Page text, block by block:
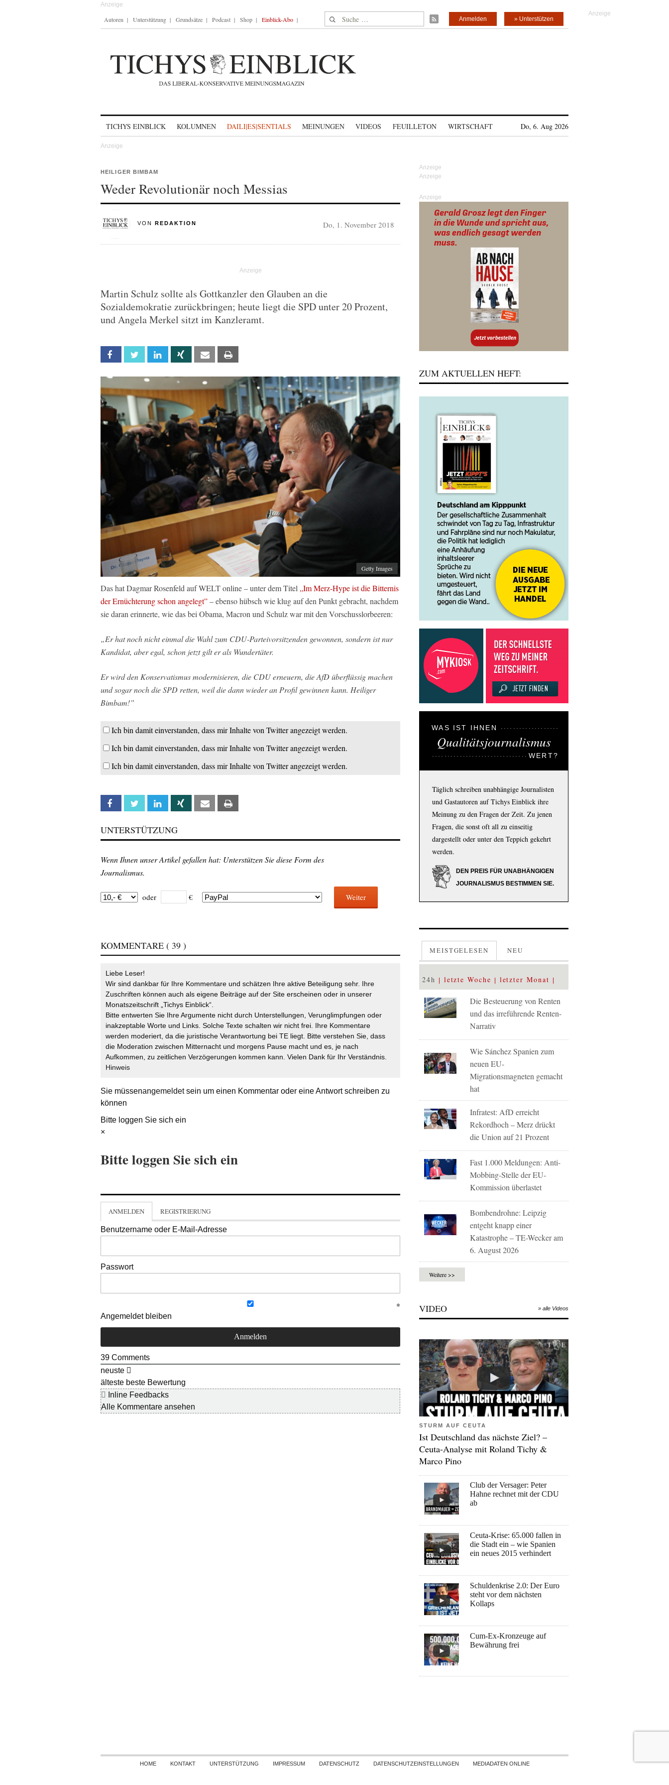
Autoren Unterstützung Grundsätze Podcast Shop Einblick-Abo Suche nach: » Unterstützen
Anmelden
TICHYS EINBLICK KOLUMNEN DAILI|ES|SENTIALS MEINUNGEN VIDEOS FEUILLETON WIRTSCHAFT Do, 6. Aug 2026
HEILIGER BIMBAM
Weder Revolutionär noch Messias
VON REDAKTION Do, 1. November 2018
Martin Schulz sollte als Gottkanzler den Glauben an die
Sozialdemokratie zurückbringen; heute liegt die SPD unter 20 Prozent,
und Angela Merkel sitzt im Kanzleramt.
Facebook Twitter Linkedin Xing Email
Getty Images
Das hat Dagmar Rosenfeld auf WELT online – unter dem Titel „Im Merz-Hype ist die Bitternis
der Ernüchterung schon angelegt”– ebenso hübsch wie klug auf den Punkt gebracht, nachdem
sie daran erinnerte, wie das bei Obama, Macron und Schulz war mit den Vorschusslorbeeren:
„Er hat noch nicht einmal die Wahl zum CDU-Parteivorsitzenden gewonnen, sondern ist nur
Kandidat, aber egal, schon jetzt gilt er als Wundertäter.
Er wird den Konservatismus modernisieren, die CDU erneuern, die AfD überflüssig machen
und sogar noch die SPD retten, weil die dann wieder an Profil gewinnen kann. Heiliger
Bimbam!”
Ich bin damit einverstanden, dass mir Inhalte von Twitter angezeigt werden.
Ich bin damit einverstanden, dass mir Inhalte von Twitter angezeigt werden.
Ich bin damit einverstanden, dass mir Inhalte von Twitter angezeigt werden.
Facebook Twitter Linkedin Xing Email
UNTERSTÜTZUNG
Wenn Ihnen unser Artikel gefallen hat: Unterstützen Sie diese Form des
Journalismus.
oder € Weiter
KOMMENTARE ( 39 )
Liebe Leser!
Wir sind dankbar für Ihre Kommentare und schätzen Ihre aktive Beteiligung sehr. Ihre
Zuschriften können auch als eigene Beiträge auf der Site erscheinen oder in unserer
Monatszeitschrift „Tichys Einblick“.
Bitte entwerten Sie Ihre Argumente nicht durch Unterstellungen, Verunglimpfungen oder
inakzeptable Worte und Links. Solche Texte schalten wir nicht frei. Ihre Kommentare
werden moderiert, da die juristische Verantwortung bei TE liegt. Bitte verstehen Sie, dass
die Moderation zwischen Mitternacht und morgens Pause macht und es, je nach
Aufkommen, zu zeitlichen Verzögerungen kommen kann. Vielen Dank für Ihr Verständnis.
Hinweis
Sie müssenangemeldetsein um einen Kommentar oder eine Antwort schreiben zu
können
Bitte loggen Sie sich ein
×
Bitte loggen Sie sich ein
ANMELDEN REGISTRIERUNG
Benutzername oder E-Mail-Adresse
Passwort
Angemeldet bleiben
39 Comments
neuste
älteste beste Bewertung
Inline Feedbacks
Alle Kommentare ansehen
Anzeige
ZUM AKTUELLEN HEFT:
WAS IST IHNEN
Qualitätsjournalismus
WERT?
Täglich schreiben unabhängige Journalisten
und Gastautoren auf Tichys Einblick ihre
Meinung zu den Fragen der Zeit. Zu jenen
Fragen, die sonst oft all zu einseitig
dargestellt oder unter den Teppich gekehrt
werden.
DEN PREIS FÜR UNABHÄNGIGEN
JOURNALISMUS BESTIMMEN SIE.
MEISTGELESEN NEU
24h letzte Woche letzter Monat
Die Besteuerung von Renten
und das irreführende Renten-
Narrativ
Wie Sánchez Spanien zum
neuen EU-
Migrationsmagneten gemacht
hat
Infratest: AfD erreicht
Rekordhoch – Merz drückt
die Union auf 21 Prozent
Fast 1.000 Meldungen: Anti-
Mobbing-Stelle der EU-
Kommission überlastet
Bombendrohne: Leipzig
entgeht knapp einer
Katastrophe – TE-Wecker am
6. August 2026
Weitere >>
VIDEO » alle Videos
STURM AUF CEUTA
Ist Deutschland das nächste Ziel? –
Ceuta-Analyse mit Roland Tichy &
Marco Pino
Club der Versager: Peter
Hahne rechnet mit der CDU
ab
Ceuta-Krise: 65.000 fallen in
die Stadt ein – wie Spanien
ein neues 2015 verhindert
Schuldenkrise 2.0: Der Euro
steht vor dem nächsten
Kollaps
Cum-Ex-Kronzeuge auf
Bewährung frei
Skip to content
HOME KONTAKT UNTERSTÜTZUNG IMPRESSUM DATENSCHUTZ DATENSCHUTZEINSTELLUNGEN
MEDIADATEN ONLINE